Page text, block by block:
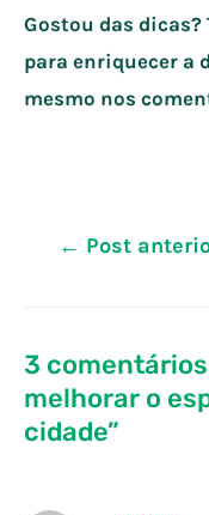
Gostou das
para enriquecer a
mesmo nos
Navegação
← Post
3
melhorar o
cidade”